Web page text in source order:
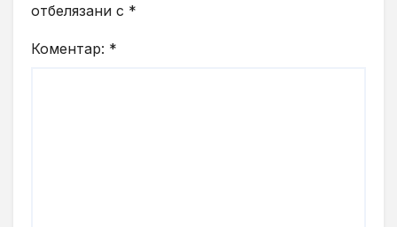
отбелязани с *
Коментар: *